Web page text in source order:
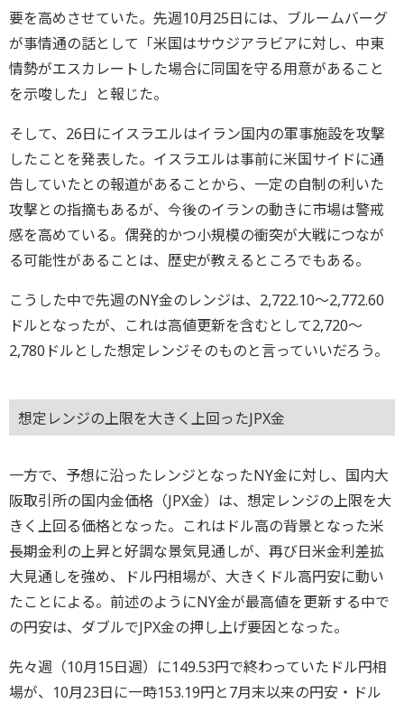
要を高めさせていた。先週10月25日には、ブルームバーグ
が事情通の話として「米国はサウジアラビアに対し、中東
情勢がエスカレートした場合に同国を守る用意があること
を示唆した」と報じた。
そして、26日にイスラエルはイラン国内の軍事施設を攻撃
したことを発表した。イスラエルは事前に米国サイドに通
告していたとの報道があることから、一定の自制の利いた
攻撃との指摘もあるが、今後のイランの動きに市場は警戒
感を高めている。偶発的かつ小規模の衝突が大戦につなが
る可能性があることは、歴史が教えるところでもある。
こうした中で先週のNY金のレンジは、2,722.10～2,772.60
ドルとなったが、これは高値更新を含むとして2,720～
2,780ドルとした想定レンジそのものと言っていいだろう。
想定レンジの上限を大きく上回ったJPX金
一方で、予想に沿ったレンジとなったNY金に対し、国内大
阪取引所の国内金価格（JPX金）は、想定レンジの上限を大
きく上回る価格となった。これはドル高の背景となった米
長期金利の上昇と好調な景気見通しが、再び日米金利差拡
大見通しを強め、ドル円相場が、大きくドル高円安に動い
たことによる。前述のようにNY金が最高値を更新する中で
の円安は、ダブルでJPX金の押し上げ要因となった。
先々週（10月15日週）に149.53円で終わっていたドル円相
場が、10月23日に一時153.19円と7月末以来の円安・ドル